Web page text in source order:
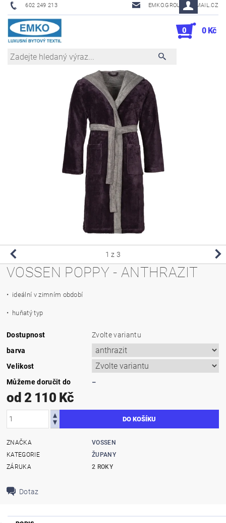
602 249 213 EMKO.GROUSL@EMAIL.CZ
0 0 Kč
1 z 3
VOSSEN POPPY - ANTHRAZIT
• ideální v zimním období
• huňatý typ
Dostupnost
Zvolte variantu
barva
Velikost
Můžeme doručit do
–
od 2 110 Kč
ZNAČKA
VOSSEN
KATEGORIE
ŽUPANY
ZÁRUKA
2 ROKY
Dotaz